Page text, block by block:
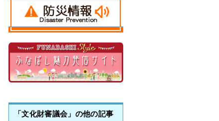
「文化財審議会」の他の記事